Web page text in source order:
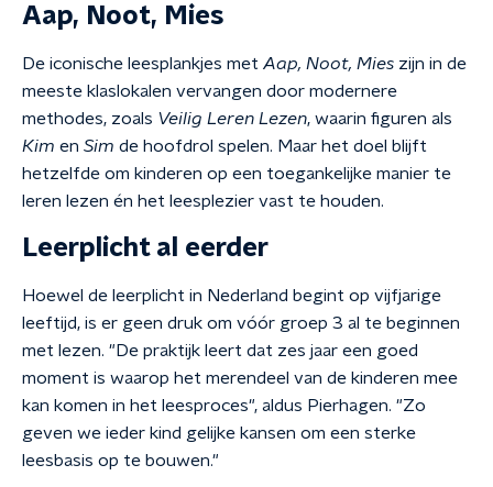
Aap, Noot, Mies
De iconische leesplankjes met Aap, Noot, Mies zijn in de
meeste klaslokalen vervangen door modernere
methodes, zoals Veilig Leren Lezen, waarin figuren als
Kim en Sim de hoofdrol spelen. Maar het doel blijft
hetzelfde om kinderen op een toegankelijke manier te
leren lezen én het leesplezier vast te houden.
Leerplicht al eerder
Hoewel de leerplicht in Nederland begint op vijfjarige
leeftijd, is er geen druk om vóór groep 3 al te beginnen
met lezen. "De praktijk leert dat zes jaar een goed
moment is waarop het merendeel van de kinderen mee
kan komen in het leesproces", aldus Pierhagen. "Zo
geven we ieder kind gelijke kansen om een sterke
leesbasis op te bouwen."